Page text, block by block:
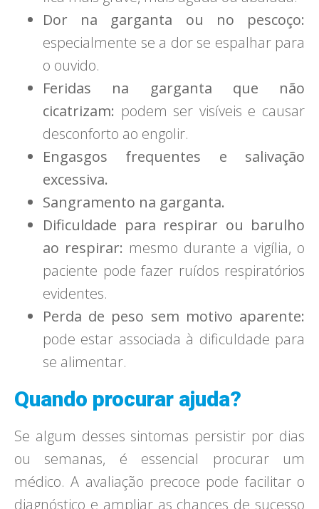
Dor na garganta ou no pescoço:
especialmente se a dor se espalhar para
o ouvido.
Feridas na garganta que não
cicatrizam: podem ser visíveis e causar
desconforto ao engolir.
Engasgos frequentes e salivação
excessiva.
Sangramento na garganta.
Dificuldade para respirar ou barulho
ao respirar: mesmo durante a vigília, o
paciente pode fazer ruídos respiratórios
evidentes.
Perda de peso sem motivo aparente:
pode estar associada à dificuldade para
se alimentar.
Quando procurar ajuda?
Se algum desses sintomas persistir por dias
ou semanas, é essencial procurar um
médico. A avaliação precoce pode facilitar o
diagnóstico e ampliar as chances de sucesso